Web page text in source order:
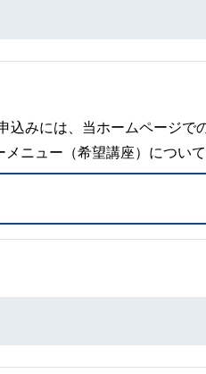
込みには、当ホームページで
ニュー（希望講座）につい